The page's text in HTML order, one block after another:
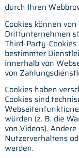
durch Ihren
Cookies können
Drittunternehmen
Third-Party-
bestimmter
innerhalb von
von
Cookies haben
Cookies sind
würden (z. B. die
von Videos).
Nutzerverhaltens
werden.